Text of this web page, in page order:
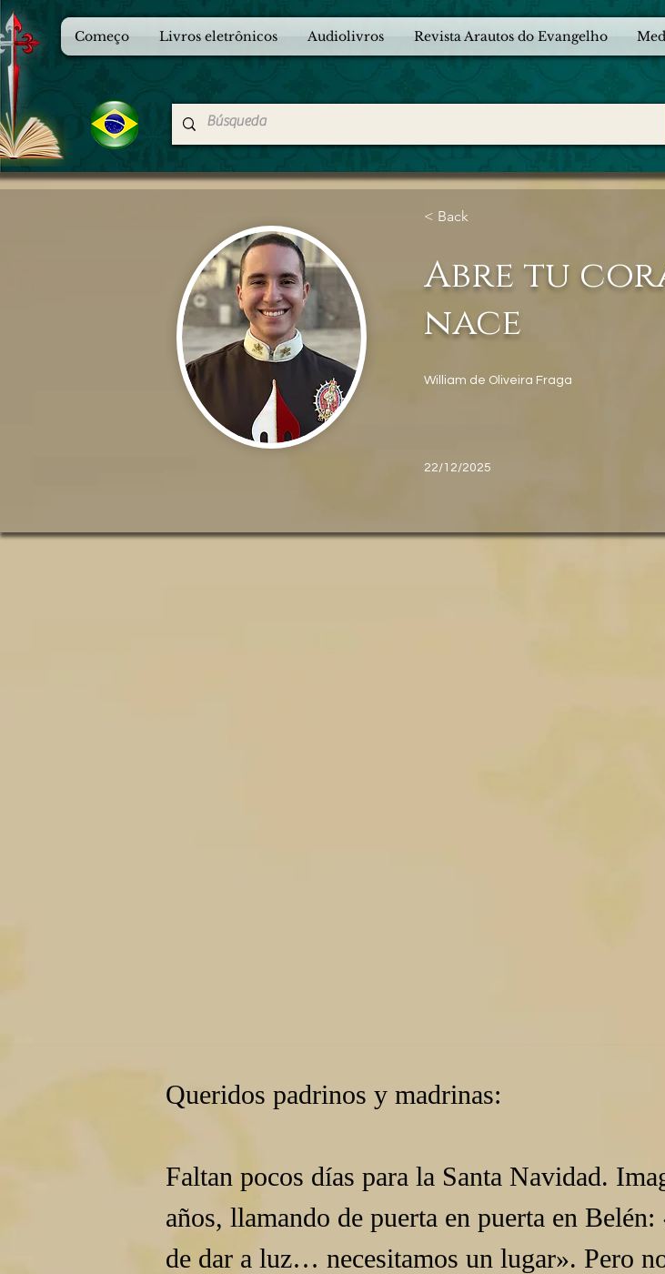
Começo Livros eletrônicos Audiolivros Revista Arautos do Evangelho
< Back
Abre tu
nace
William de Oliveira Fraga
22/12/2025
Queridos padrinos y madrinas:
Faltan pocos días para la Santa Navidad.
años, llamando de puerta en puerta en
de dar a luz… necesitamos un lugar». Pero